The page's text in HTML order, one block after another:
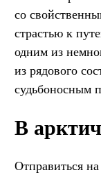
со
страстью к
одним из
из рядового
судьбоносным
В
Отправиться